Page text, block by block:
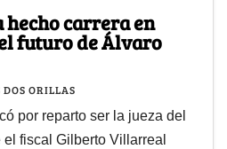
hecho carrera en
futuro de Álvaro
DOS ORILLAS
por reparto ser la jueza del
fiscal Gilberto Villarreal